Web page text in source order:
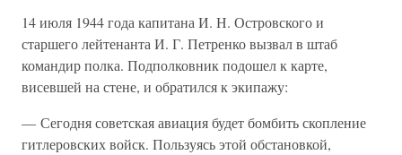
14 июля 1944 года капитана И. Н. Островского и
старшего лейтенанта И. Г. Петренко вызвал в штаб
командир полка. Подполковник подошел к карте,
висевшей на стене, и обратился к экипажу:
— Сегодня советская авиация будет бомбить скопление
гитлеровских войск. Пользуясь этой обстановкой,